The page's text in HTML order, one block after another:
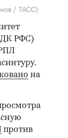
/ ТАСС)
РФС)
на
против